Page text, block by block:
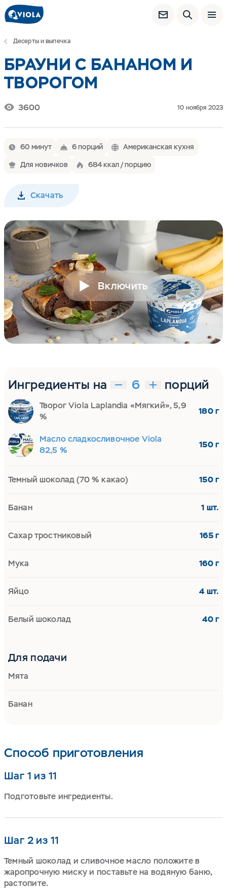
Десерты и выпечка
БРАУНИ С БАНАНОМ И
ТВОРОГОМ
3600 10 ноября 2023
60 минут 6 порций
Американская кухня
Для новичков
684 ккал / порцию
Скачать
Включить
Способ приготовления
Шаг 1 из 11
Подготовьте ингредиенты.
Шаг 2 из 11
Темный шоколад и сливочное масло положите в
жаропрочную миску и поставьте на водяную баню,
растопите.
Ингредиенты на порций
Творог Viola Laplandia «Мягкий», 5,9
%
180 г
Масло сладкосливочное Viola
82,5 %
150 г
Темный шоколад (70 % какао) 150 г
Банан 1 шт.
Сахар тростниковый 165 г
Мука 160 г
Яйцо 4 шт.
Белый шоколад 40 г
Для подачи
Мята
Банан